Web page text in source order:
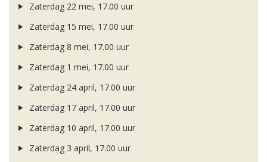
Zaterdag 22 mei, 17.00 uur
Zaterdag 15 mei, 17.00 uur
Zaterdag 8 mei, 17.00 uur
Zaterdag 1 mei, 17.00 uur
Zaterdag 24 april, 17.00 uur
Zaterdag 17 april, 17.00 uur
Zaterdag 10 april, 17.00 uur
Zaterdag 3 april, 17.00 uur